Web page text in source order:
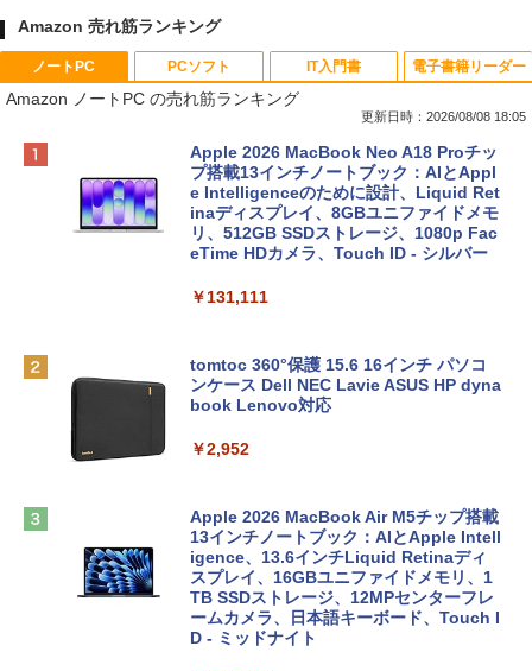
Amazon 売れ筋ランキング
ノートPC
Amazon ノートPC の売れ筋ランキング
更新日時：2026/08/08 18:05
Apple 2026 MacBook Neo A18 Proチッ
プ搭載13インチノートブック：AIとAppl
e Intelligenceのために設計、Liquid Ret
inaディスプレイ、8GBユニファイドメモ
リ、512GB SSDストレージ、1080p Fac
eTime HDカメラ、Touch ID - シルバー
￥131,111
tomtoc 360°保護 15.6 16インチ パソコ
ンケース Dell NEC Lavie ASUS HP dyna
book Lenovo対応
￥2,952
Apple 2026 MacBook Air M5チップ搭載
13インチノートブック：AIとApple Intell
igence、13.6インチLiquid Retinaディ
スプレイ、16GBユニファイドメモリ、1
TB SSDストレージ、12MPセンターフレ
ームカメラ、日本語キーボード、Touch I
D - ミッドナイト
PCソフト IT入門書 電子書籍リーダー